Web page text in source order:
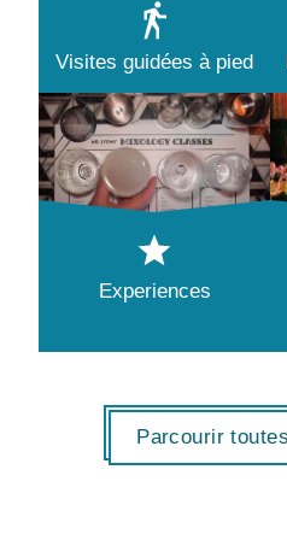
Visites guidées à pied
Experiences
Parcourir